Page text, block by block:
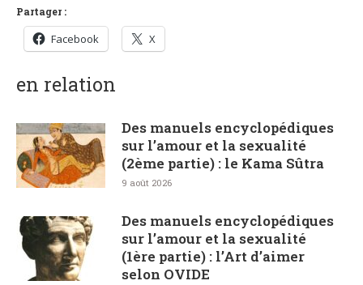
Partager :
Facebook X
en relation
Des manuels encyclopédiques
sur l’amour et la sexualité
(2ème partie) : le Kama Sûtra
9 août 2026
Des manuels encyclopédiques
sur l’amour et la sexualité
(1ère partie) : l’Art d’aimer
selon OVIDE